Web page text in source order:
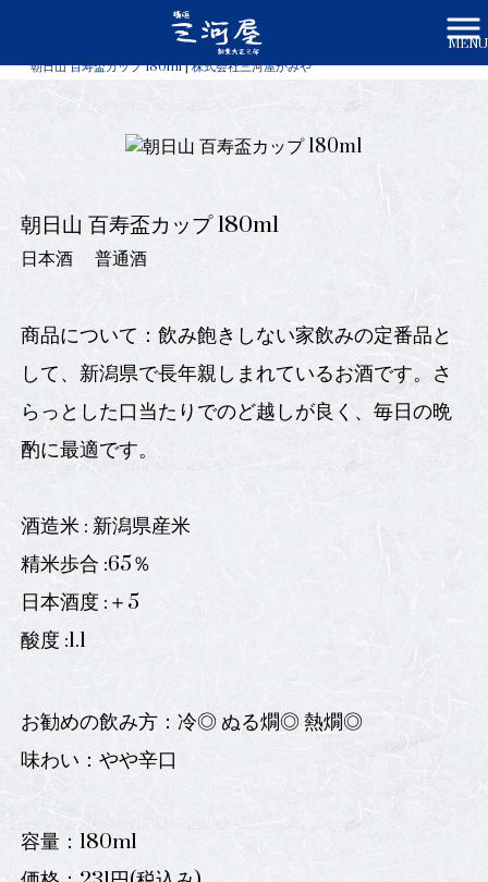
MENU
商品一覧
朝日山 百寿盃カップ 180ml | 株式会社三河屋かみや
朝日山 百寿盃カップ 180ml
日本酒 普通酒
商品について：飲み飽きしない家飲みの定番品と
して、新潟県で長年親しまれているお酒です。さ
らっとした口当たりでのど越しが良く、毎日の晩
酌に最適です。
酒造米 : 新潟県産米
精米歩合 :65％
日本酒度 :＋5
酸度 :1.1
お勧めの飲み方：冷◎ ぬる燗◎ 熱燗◎
味わい：やや辛口
容量：180ml